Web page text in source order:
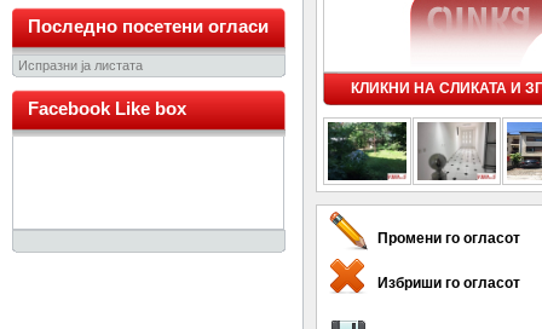
Последно посетени огласи
Испразни ја листата
Facebook Like box
КЛИКНИ НА СЛИКАТА И
Промени го огласот
Избриши го огласот